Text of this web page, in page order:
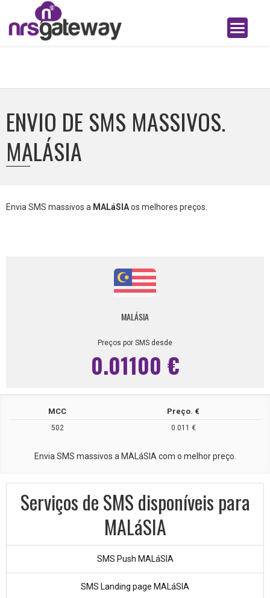
ENVIO DE SMS MASSIVOS.
MALÁSIA
Envia SMS massivos a MALáSIAos melhores preços.
MALÁSIA
Preços por SMS desde
0.01100 €
MCC Preço. €
502 0.011 €
Envia SMS massivos a MALáSIA com o melhor preço.
Serviços de SMS disponíveis para
MALáSIA
SMS Push MALáSIA
SMS Landing page MALáSIA